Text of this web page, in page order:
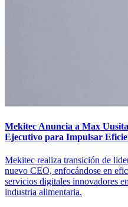
Mekitec Anuncia a Max
Ejecutivo para Impulsar
Mekitec realiza transición de
nuevo CEO, enfocándose en
servicios digitales innovadores
industria alimentaria.